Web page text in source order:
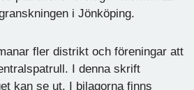
i Jönköping.
fler distrikt och föreningar att
I denna skrift
kan se ut. I bilagorna finns